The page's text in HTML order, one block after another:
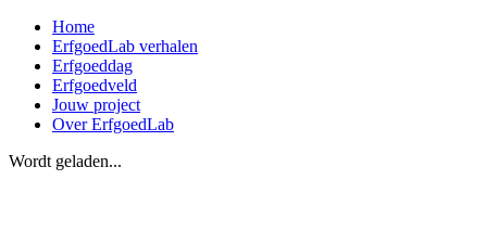
Home
ErfgoedLab verhalen
Erfgoeddag
Erfgoedveld
Jouw project
Over ErfgoedLab
Wordt geladen...